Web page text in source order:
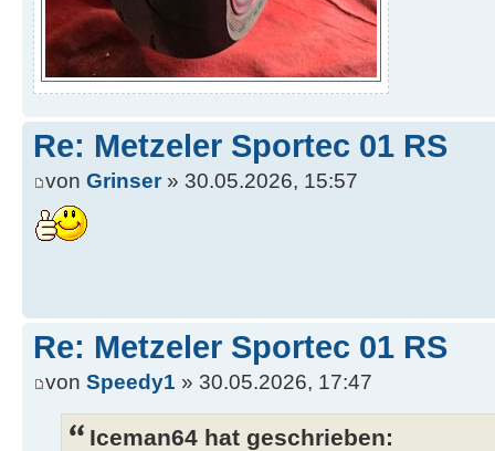
Re: Metzeler Sportec 01 RS
von Grinser» 30.05.2026, 15:57
Re: Metzeler Sportec 01 RS
von Speedy1 » 30.05.2026, 17:47
Iceman64 hat geschrieben: